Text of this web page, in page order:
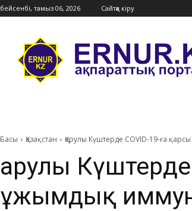
бейсенбі, тамыз 06, 2026 Сайтқа кіру
Ernur
Press
Басы Қазақстан Қарулы Күштерде COVID-19-ға
Қарулы
ұжымдық